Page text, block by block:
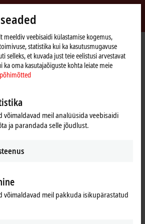
for Industrial PCs
kuvatakse video ja kohandatakse
protsessi käigus laaditakse Vimeo väline
andmekaitse põhimõtetega. Palun
meeldiv veebisaidi külastamise kogemus,
statistika kui ka kasutusmugavuse
selleks, et kuvada just teie eelistusi arvestavat
ka oma kasutajaõiguste kohta leiate meie
võimaldavad meil analüüsida veebisaidi
ja parandada selle jõudlust.
võimaldavad meil pakkuda isikupärastatud